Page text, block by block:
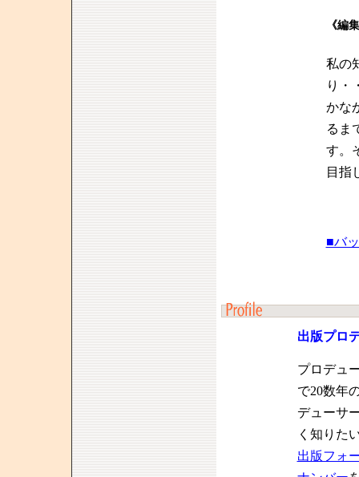
《編
私の
り・
かな
るま
す。
目指
■バ
出版プロ
プロデュ
で20数年
デューサ
く知りた
出版フォ